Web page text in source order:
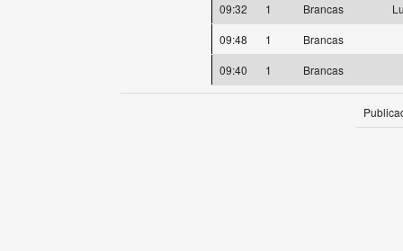
09:32
1 Brancas
09:48
1
Brancas
09:40
1 Brancas